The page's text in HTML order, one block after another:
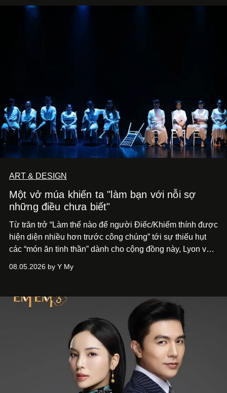
ART & DESIGN
Một vở múa khiến ta "làm bạn với nỗi sợ
những điều chưa biết"
Từ trăn trở “Làm thế nào để người Điếc/Khiếm thính được
hiện diện nhiều hơn trước công chúng” tới sự thiếu hụt
các “món ăn tinh thần” dành cho cộng đồng này, Lyon và
phẩm múa đương đại thành hiện thực, mang tên Lắng
08.05.2026 by Y My